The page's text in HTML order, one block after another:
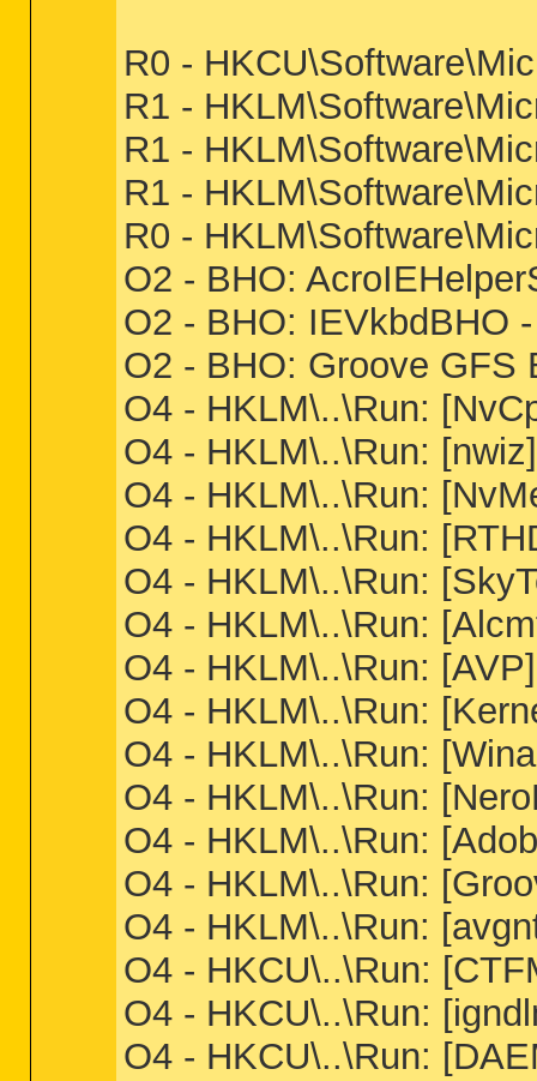
R0 -
R1 -
R1 -
R1 -
R0 -
O2 - BHO:
O2 - BHO: IEVkbdBHO
O2 - BHO: Groove GFS
O4 - HKLM\..\Run:
O4 - HKLM\..\Run:
O4 - HKLM\..\Run:
O4 - HKLM\..\Run:
O4 - HKLM\..\Run:
O4 - HKLM\..\Run:
O4 - HKLM\..\Run:
O4 - HKLM\..\Run:
O4 - HKLM\..\Run:
O4 - HKLM\..\Run:
O4 - HKLM\..\Run:
O4 - HKLM\..\Run:
O4 - HKLM\..\Run:
O4 - HKCU\..\Run:
O4 - HKCU\..\Run:
O4 - HKCU\..\Run: